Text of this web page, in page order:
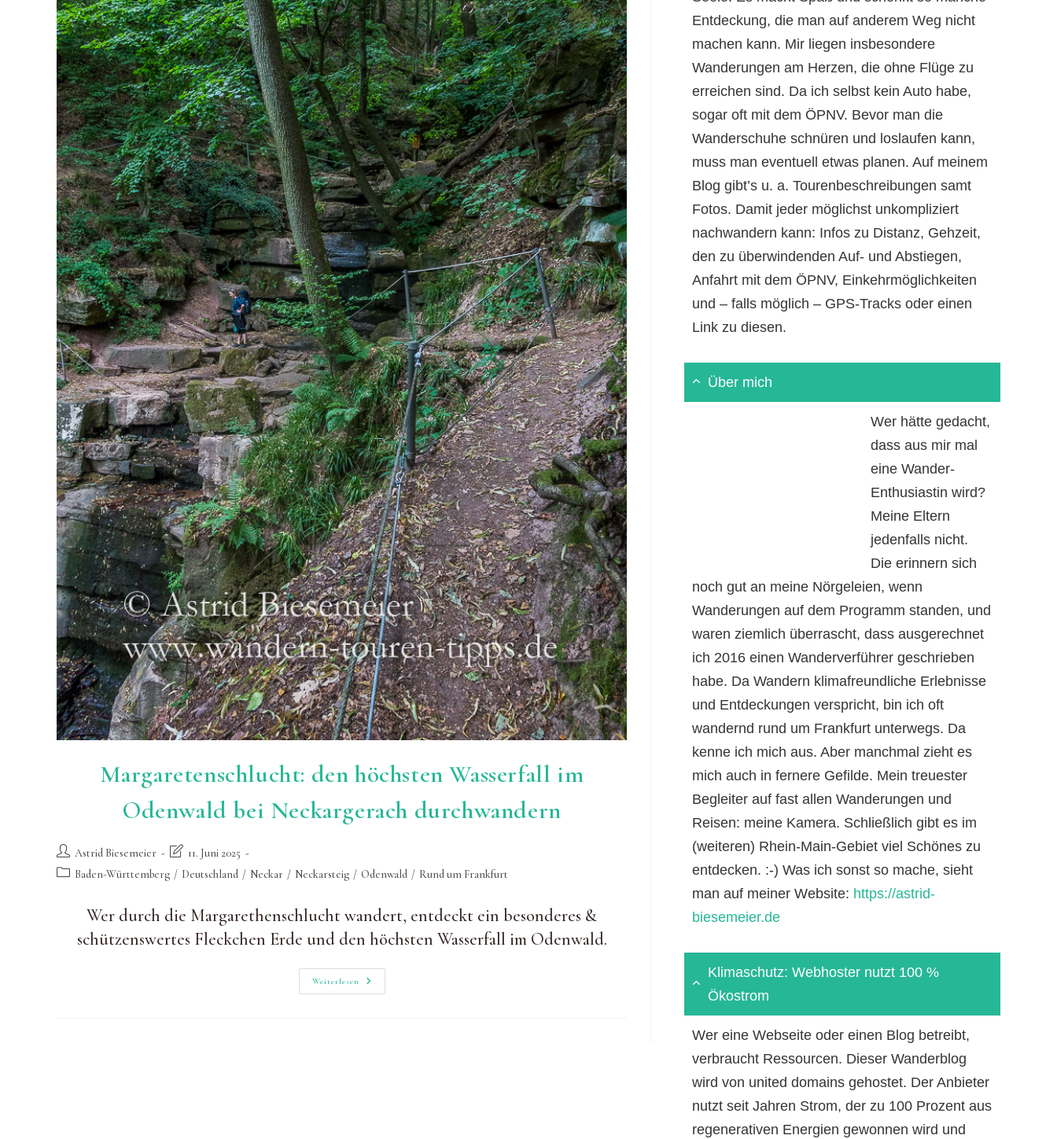
Margaretenschlucht: den höchsten Wasserfall im
Odenwald bei Neckargerach durchwandern
Beitrags-
Autor:
Astrid Biesemeier
Beitrag
zuletzt
11. Juni 2025
Beitrags-Baden-Württemberg / Deutschland / Neckar / Neckarsteig / Odenwald / Rund um Frankfurt
Wer durch die Margarethenschlucht wandert, entdeckt ein besonderes &
schützenswertes Fleckchen Erde und den höchsten Wasserfall im Odenwald.
Weiterlesen
Margaretenschlucht:
Den
Entdeckung, die man auf anderem Weg nicht
machen kann. Mir liegen insbesondere
Wanderungen am Herzen, die ohne Flüge zu
erreichen sind. Da ich selbst kein Auto habe,
sogar oft mit dem ÖPNV. Bevor man die
Wanderschuhe schnüren und loslaufen kann,
muss man eventuell etwas planen. Auf meinem
Blog gibt’s u. a. Tourenbeschreibungen samt
Fotos. Damit jeder möglichst unkompliziert
nachwandern kann: Infos zu Distanz, Gehzeit,
den zu überwindenden Auf- und Abstiegen,
Anfahrt mit dem ÖPNV, Einkehrmöglichkeiten
und – falls möglich – GPS-Tracks oder einen
Link zu diesen.
Über mich
Wer hätte gedacht,
dass aus mir mal
eine Wander-
Enthusiastin wird?
Meine Eltern
jedenfalls nicht.
Die erinnern sich
noch gut an meine Nörgeleien, wenn
Wanderungen auf dem Programm standen, und
waren ziemlich überrascht, dass ausgerechnet
ich 2016 einen Wanderverführer geschrieben
habe. Da Wandern klimafreundliche Erlebnisse
und Entdeckungen verspricht, bin ich oft
wandernd rund um Frankfurt unterwegs. Da
kenne ich mich aus. Aber manchmal zieht es
mich auch in fernere Gefilde. Mein treuester
Begleiter auf fast allen Wanderungen und
Reisen: meine Kamera. Schließlich gibt es im
(weiteren) Rhein-Main-Gebiet viel Schönes zu
entdecken. :-) Was ich sonst so mache, sieht
man auf meiner Website: https://astrid-
biesemeier.de
Klimaschutz: Webhoster nutzt 100 %
Ökostrom
Wer eine Webseite oder einen Blog betreibt,
verbraucht Ressourcen. Dieser Wanderblog
wird von united domains gehostet. Der Anbieter
nutzt seit Jahren Strom, der zu 100 Prozent aus
regenerativen Energien gewonnen wird und